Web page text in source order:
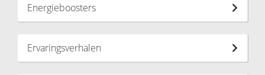
Energieboosters
Ervaringsverhalen